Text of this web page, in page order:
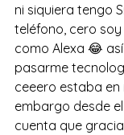
ni siquiera tengo
teléfono, cero
como Alexa 😂
pasarme
ceeero estaba en
embargo desde
cuenta que